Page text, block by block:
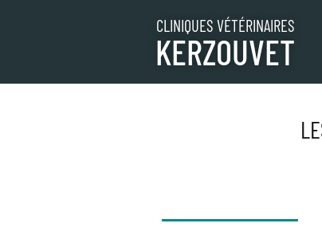
CLINIQUES VÉTÉRINAIRES
KERZOUVET